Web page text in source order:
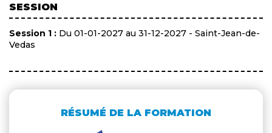
SESSION
Session 1 : Du 01-01-2027 au 31-12-2027 - Saint-Jean-de-
Vedas
RÉSUMÉ DE LA FORMATION